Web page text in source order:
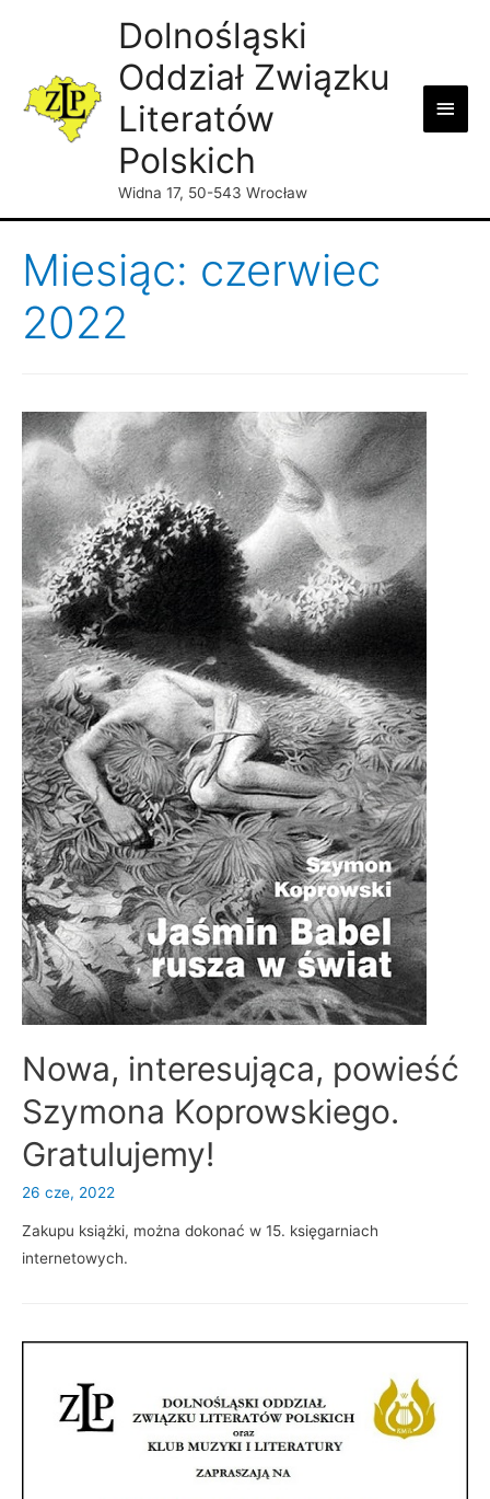
Dolnośląski
Oddział Związku
Literatów
Polskich
Widna 17, 50-543 Wrocław
Main
Miesiąc: czerwiec
2022
Nowa, interesująca, powieść
Szymona Koprowskiego.
Gratulujemy!
26 cze, 2022
Zakupu książki, można dokonać w 15. księgarniach
internetowych.